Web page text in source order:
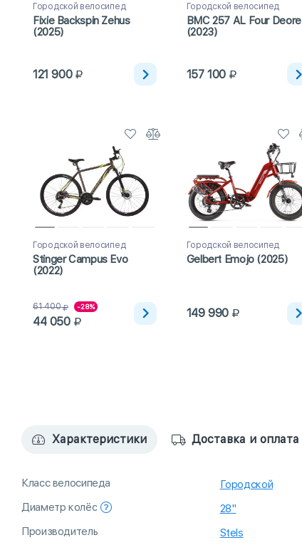
Городской велосипед
Fixie Backspin Zehus
(2025)
121 900
Городской велосипед
BMC 257 AL Four Deore
(2023)
157 100
Городской велосипед
Stinger Campus Evo
(2022)
61 400 -28%
44 050
Городской велосипед
Gelbert Emojo (2025)
149 990
Характеристики Доставка и оплата
Класс велосипеда
Городской
Диаметр колёс
28"
Производитель
Stels